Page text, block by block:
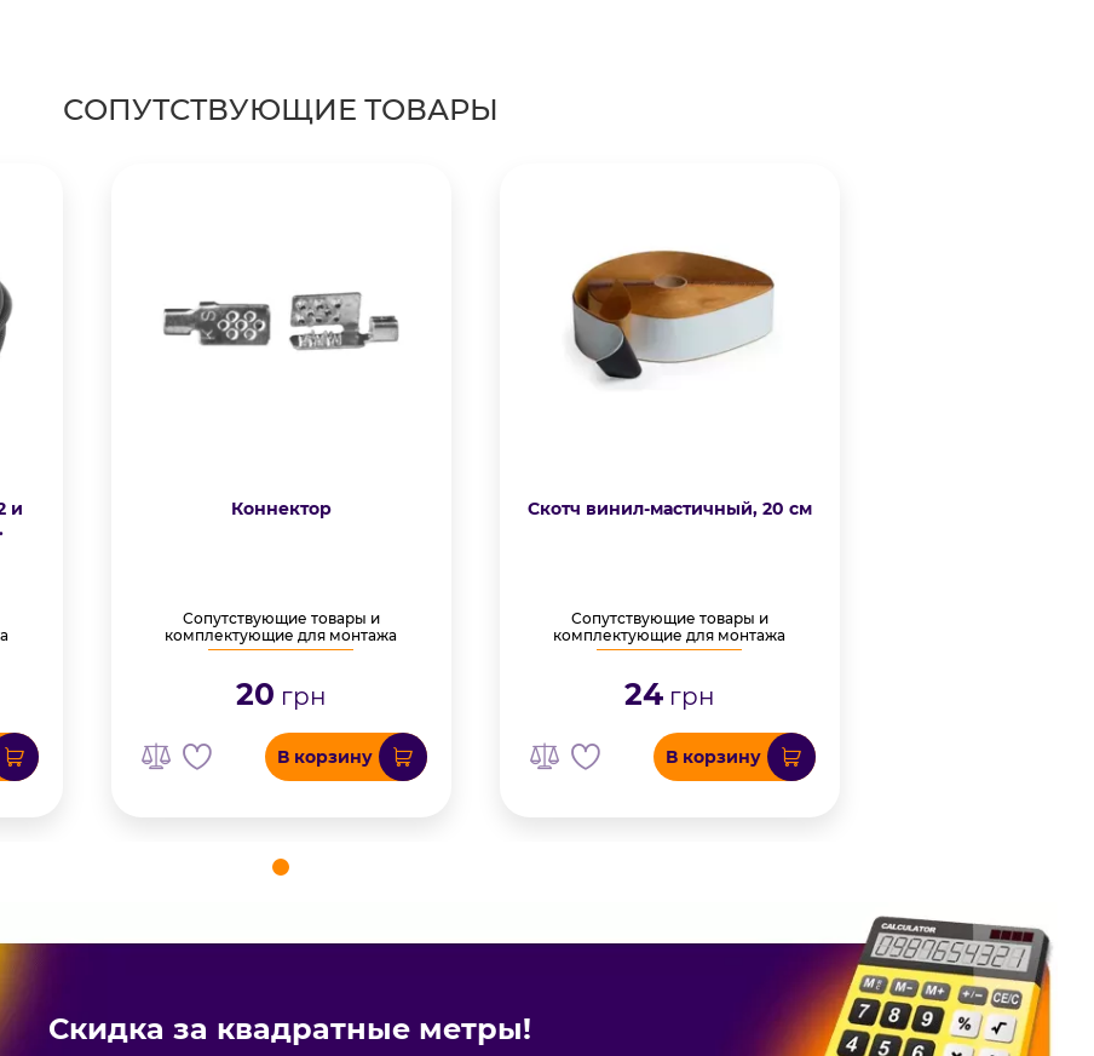
СОПУТСТВУЮЩИЕ ТОВАРЫ
и
Коннектор
Сопутствующие товары и
комплектующие для монтажа
20 грн
В корзину
Скотч винил-мастичный, 20 см
Сопутствующие товары и
комплектующие для монтажа
24грн
В корзину
Скидка за квадратные метры!